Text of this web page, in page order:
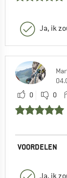
Ja, ik
0
0
VOORDELEN
Ja, ik